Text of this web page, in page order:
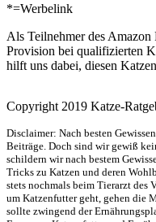
*=Werbelink
Als Teilnehmer des
Provision bei qualifizierten
hilft uns dabei, diesen
Copyright 2019 Katze-
Disclaimer: Nach besten
Beiträge. Doch sind wir gewiß
schildern wir nach bestem
Tricks zu Katzen und deren
stets nochmals beim Tierarzt des
um Katzenfutter geht, gehen die
sollte zwingend der